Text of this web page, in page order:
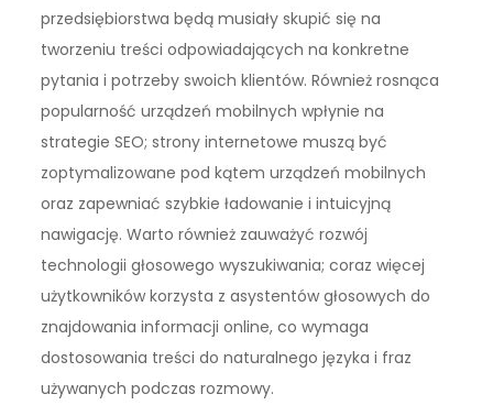
przedsiębiorstwa będą musiały skupić się na
tworzeniu treści odpowiadających na konkretne
pytania i potrzeby swoich klientów. Również rosnąca
popularność urządzeń mobilnych wpłynie na
strategie SEO; strony internetowe muszą być
zoptymalizowane pod kątem urządzeń mobilnych
oraz zapewniać szybkie ładowanie i intuicyjną
nawigację. Warto również zauważyć rozwój
technologii głosowego wyszukiwania; coraz więcej
użytkowników korzysta z asystentów głosowych do
znajdowania informacji online, co wymaga
dostosowania treści do naturalnego języka i fraz
używanych podczas rozmowy.